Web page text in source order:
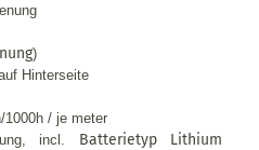
)
Hinterseite
1000h / je meter
incl. Batterietyp Lithium